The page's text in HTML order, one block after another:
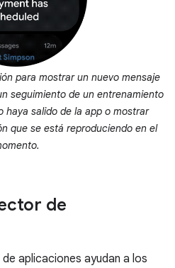
para mostrar un nuevo mensaje
seguimiento de un entrenamiento
haya salido de la app o mostrar
que se está reproduciendo en el
de
aplicaciones ayudan a los